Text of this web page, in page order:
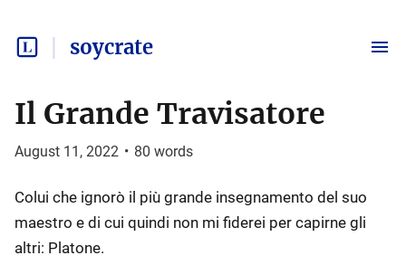
soycrate
Il Grande Travisatore
August 11, 2022 • 80 words
Colui che ignorò il più grande insegnamento del suo
maestro e di cui quindi non mi fiderei per capirne gli
altri: Platone.